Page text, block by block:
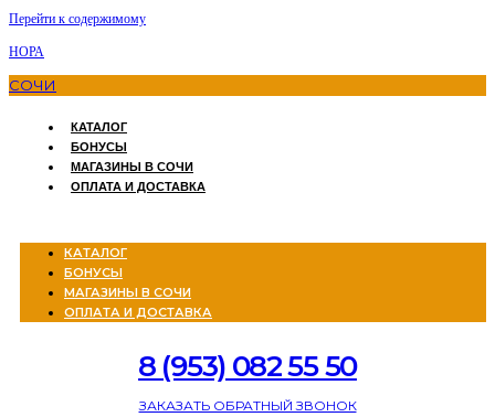
Перейти к содержимому
НОРА
СОЧИ
КАТАЛОГ
БОНУСЫ
МАГАЗИНЫ В СОЧИ
ОПЛАТА И ДОСТАВКА
КАТАЛОГ
БОНУСЫ
МАГАЗИНЫ В СОЧИ
ОПЛАТА И ДОСТАВКА
8 (953) 082 55 50
ЗАКАЗАТЬ ОБРАТНЫЙ ЗВОНОК